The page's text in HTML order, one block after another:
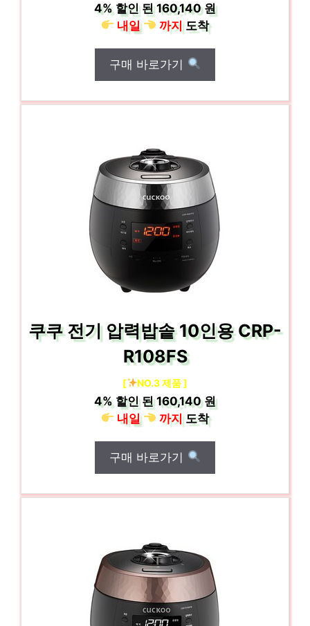
4% 할인 된160,140 원
내일
까지도착
구매 바로가기
쿠쿠 전기 압력밥솥 10인용 CRP-
R108FS
[ NO.3 제품 ]
4% 할인 된160,140 원
내일
까지도착
구매 바로가기